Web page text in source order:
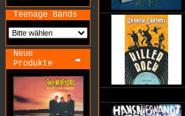
Teenage Bands
Neue
Produkte